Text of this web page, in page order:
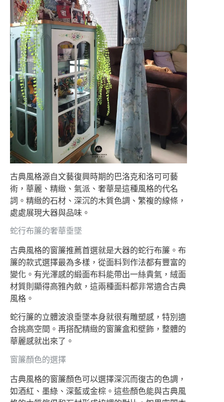
古典風格源自文藝復興時期的巴洛克和洛可可藝
術，華麗、精緻、氣派、奢華是這種風格的代名
詞。精緻的石材、深沉的木質色調、繁複的線條，
處處展現大器與品味。
蛇行布簾的奢華垂墜
古典風格的窗簾推薦首選就是大器的蛇行布簾。布
簾的款式選擇最為多樣，從面料到作法都有豐富的
變化。有光澤感的緞面布料能帶出一絲貴氣，絨面
材質則顯得高雅內斂，這兩種面料都非常適合古典
風格。
蛇行簾的立體波浪垂墜本身就很有雕塑感，特別適
合挑高空間。再搭配精緻的窗簾盒和壁飾，整體的
華麗感就出來了。
窗簾顏色的選擇
古典風格的窗簾顏色可以選擇深沉而復古的色調，
如酒紅、墨綠、深藍或金棕。這些顏色能與古典風